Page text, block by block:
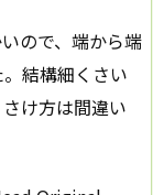
ので、端から端
結構細くさい
け方は間違い